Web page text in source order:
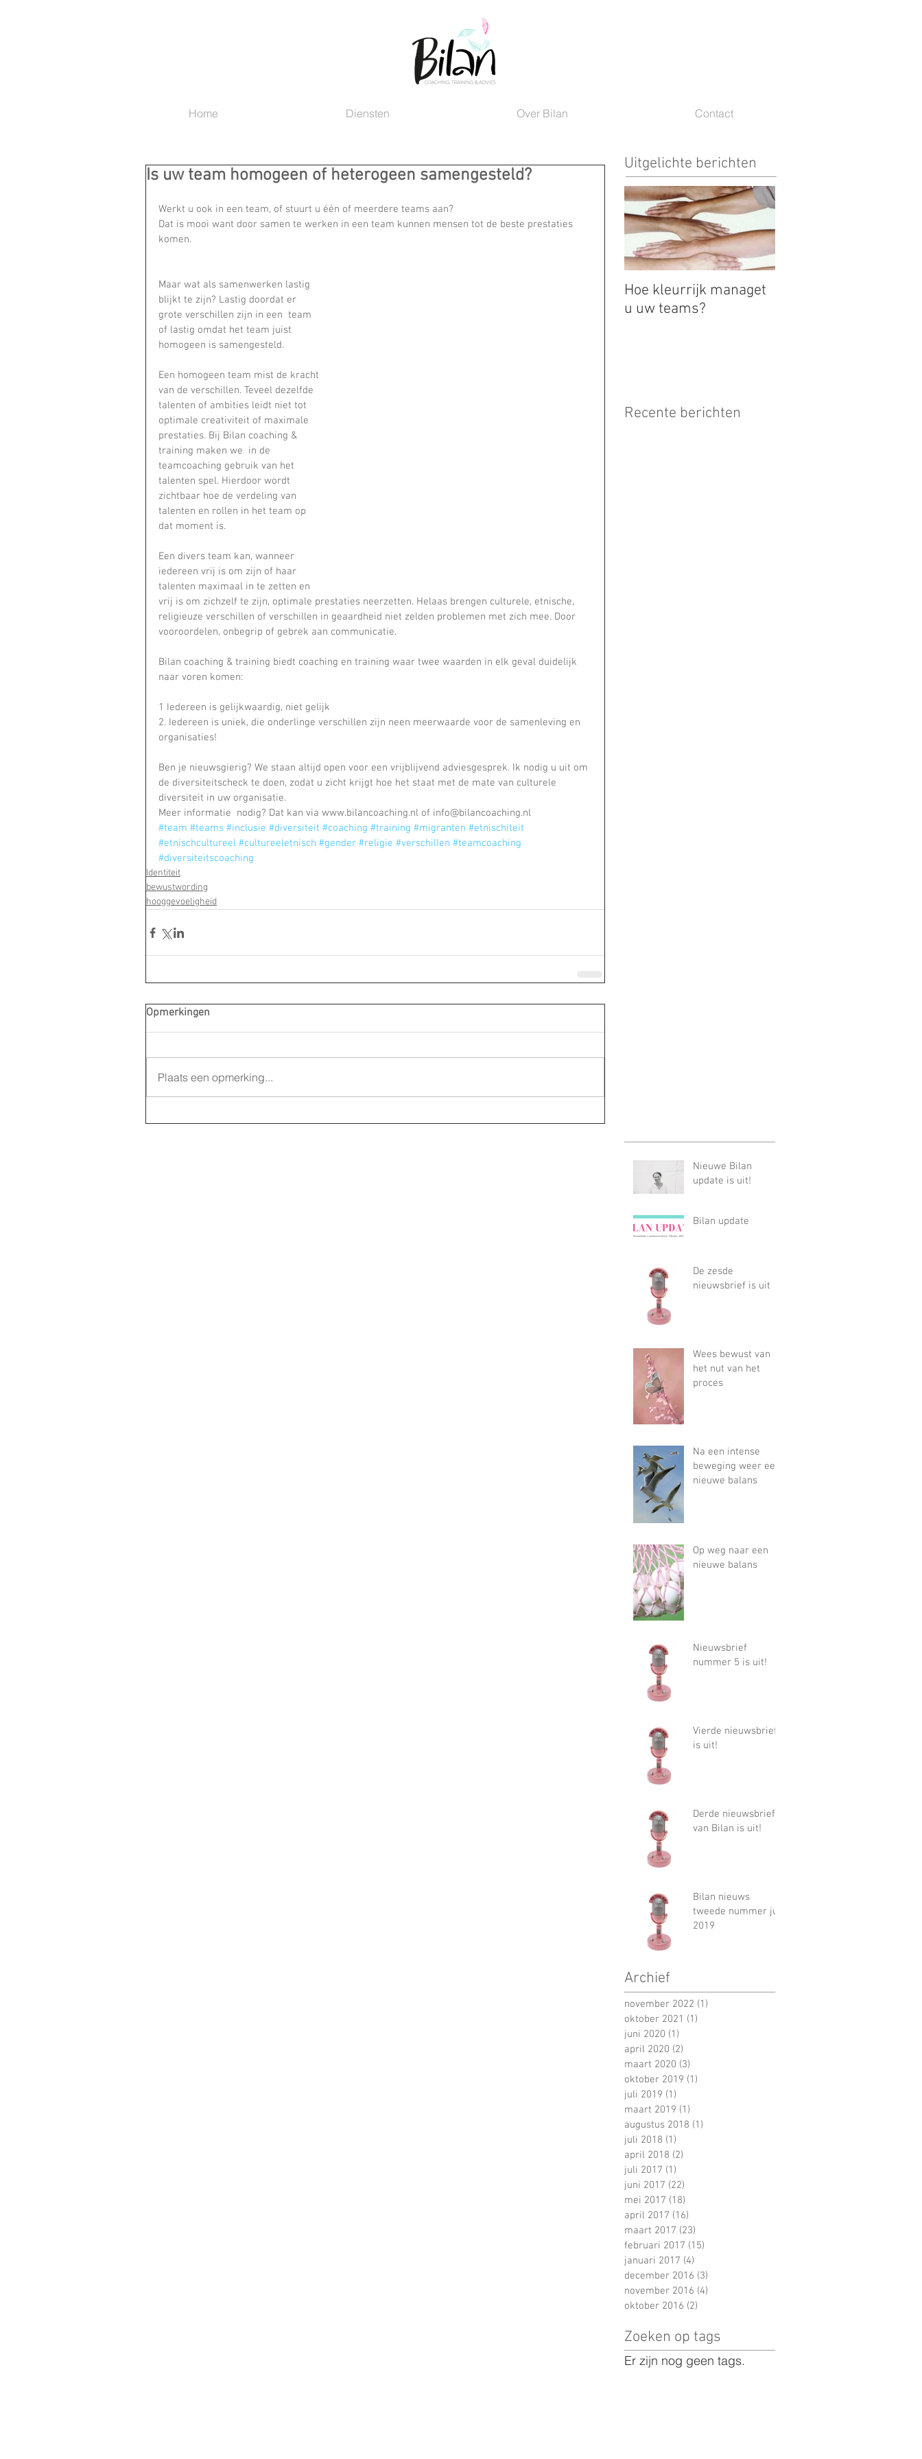
Home Diensten Over Bilan Contact
Is uw team homogeen of heterogeen samengesteld?
Werkt u ook in een team, of stuurt u één of meerdere teams aan?
Dat is mooi want door samen te werken in een team kunnen mensen tot de beste prestaties
komen.
Maar wat als samenwerken lastig
blijkt te zijn? Lastig doordat er
grote verschillen zijn in een  team
of lastig omdat het team juist
homogeen is samengesteld.
Een homogeen team mist de kracht
van de verschillen. Teveel dezelfde
talenten of ambities leidt niet tot
optimale creativiteit of maximale
prestaties. Bij Bilan coaching &
training maken we  in de
teamcoaching gebruik van het
talenten spel. Hierdoor wordt
zichtbaar hoe de verdeling van
talenten en rollen in het team op
dat moment is.
Een divers team kan, wanneer
iedereen vrij is om zijn of haar
talenten maximaal in te zetten en
vrij is om zichzelf te zijn, optimale prestaties neerzetten. Helaas brengen culturele, etnische,
religieuze verschillen of verschillen in geaardheid niet zelden problemen met zich mee. Door
vooroordelen, onbegrip of gebrek aan communicatie.
Bilan coaching & training biedt coaching en training waar twee waarden in elk geval duidelijk
naar voren komen:
1 Iedereen is gelijkwaardig, niet gelijk
2. Iedereen is uniek, die onderlinge verschillen zijn neen meerwaarde voor de samenleving en
organisaties!
Ben je nieuwsgierig? We staan altijd open voor een vrijblijvend adviesgesprek. Ik nodig u uit om
de diversiteitscheck te doen, zodat u zicht krijgt hoe het staat met de mate van culturele
diversiteit in uw organisatie.
Meer informatie  nodig? Dat kan via www.bilancoaching.nl of info@bilancoaching.nl
#team #teams #inclusie #diversiteit #coaching #training #migranten #etnischiteit
#etnischcultureel #cultureeletnisch #gender #religie #verschillen #teamcoaching
#diversiteitscoaching
Identiteit
bewustwording
hooggevoeligheid
Opmerkingen
Plaats een opmerking...
Uitgelichte berichten
Hoe kleurrijk managet
u uw teams?
Recente berichten
Nieuwe Bilan
update is uit!
Bilan update
De zesde
nieuwsbrief is uit
Wees bewust van
het nut van het
proces
Na een intense
beweging weer een
nieuwe balans
Op weg naar een
nieuwe balans
Nieuwsbrief
nummer 5 is uit!
Vierde nieuwsbrief
is uit!
Derde nieuwsbrief
van Bilan is uit!
Bilan nieuws
tweede nummer juli
2019
Archief
november 2022 (1)
oktober 2021 (1)
juni 2020 (1)
april 2020 (2)
maart 2020 (3)
oktober 2019 (1)
juli 2019 (1)
maart 2019 (1)
augustus 2018 (1)
juli 2018 (1)
april 2018 (2)
juli 2017 (1)
juni 2017 (22)
mei 2017 (18)
april 2017 (16)
maart 2017 (23)
februari 2017 (15)
januari 2017 (4)
december 2016 (3)
november 2016 (4)
oktober 2016 (2)
Zoeken op tags
Er zijn nog geen tags.